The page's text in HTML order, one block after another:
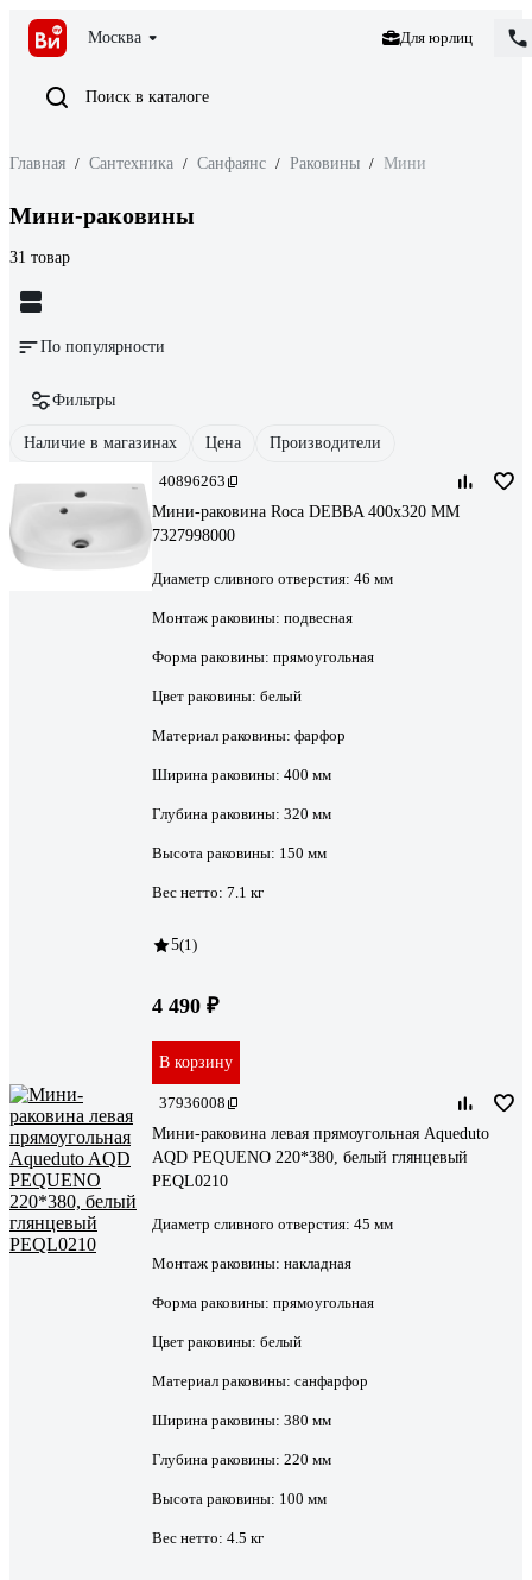
Москва Для юрлиц
Поиск в каталоге
Главная / Сантехника / Санфаянс / Раковины / Мини
Мини-раковины
31 товар
По популярности
Фильтры
Наличие в магазинах Цена Производители
40896263
Мини-раковина Roca DEBBA 400x320 ММ
7327998000
Диаметр сливного отверстия: 46 мм
Монтаж раковины: подвесная
Форма раковины: прямоугольная
Цвет раковины: белый
Материал раковины: фарфор
Ширина раковины: 400 мм
Глубина раковины: 320 мм
Высота раковины: 150 мм
Вес нетто: 7.1 кг
5(1)
4 490 ₽
В корзину
37936008
Мини-раковина левая прямоугольная Aqueduto
AQD PEQUENO 220*380, белый глянцевый
PEQL0210
Диаметр сливного отверстия: 45 мм
Монтаж раковины: накладная
Форма раковины: прямоугольная
Цвет раковины: белый
Материал раковины: санфарфор
Ширина раковины: 380 мм
Глубина раковины: 220 мм
Высота раковины: 100 мм
Вес нетто: 4.5 кг